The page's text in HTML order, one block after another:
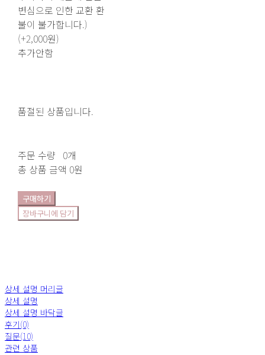
변심으로 인한 교환 환
불이 불가합니다.)
(+2,000원)
추가안함
품절된 상품입니다.
주문 수량 0개
총 상품 금액 0원
구매하기
장바구니에 담기
상세 설명 머리글
상세 설명
상세 설명 바닥글
후기(0)
질문(10)
관련 상품